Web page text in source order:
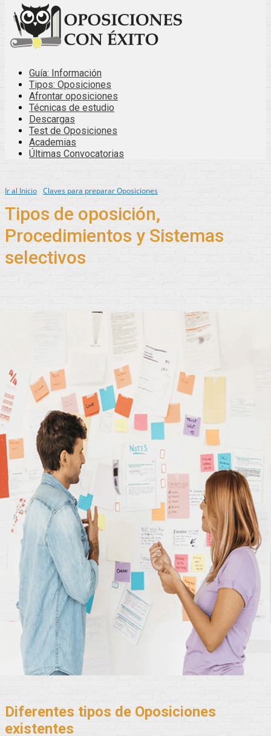
Guía: Información
Tipos: Oposiciones
Afrontar oposiciones
Técnicas de estudio
Descargas
Test de Oposiciones
Academias
Últimas Convocatorias
Ir al Inicio Claves para preparar Oposiciones
Tipos de oposición,
Procedimientos y Sistemas
selectivos
Diferentes tipos de Oposiciones
existentes